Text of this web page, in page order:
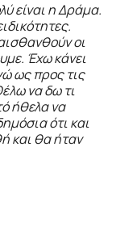
είναι η Δράμα.
οι
Έχω κάνει
ως προς τις
να δω τι
ήθελα να
ότι και
και θα ήταν